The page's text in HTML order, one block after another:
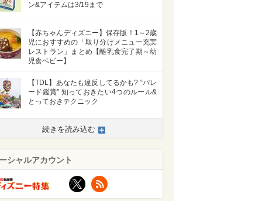
ン&アイテムは3/19まで
【赤ちゃんディズニー】保存版！1～2歳
児におすすめの「取り分けメニュー充実
レストラン」まとめ【離乳食完了期～幼
児食ベビー】
【TDL】あなたも違反してるかも? “パレ
ード鑑賞” 知っておきたい4つのルール&
とっておきテクニック
続きを読み込む
シャルアカウント
X